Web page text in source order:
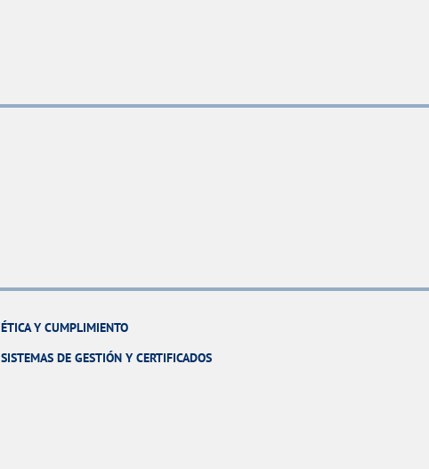
ÉTICA Y CUMPLIMIENTO
SISTEMAS DE GESTIÓN Y CERTIFICADOS